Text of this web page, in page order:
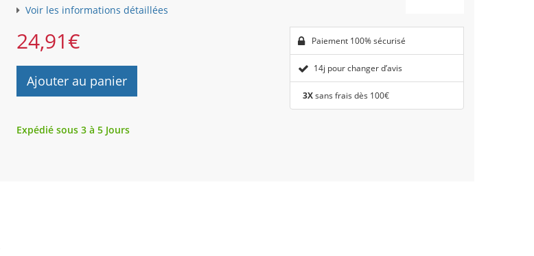
Voir les informations détaillées
24,91€
Ajouter au panier
Paiement 100% sécurisé
14j pour changer d’avis
3Xsans frais dès 100€
Expédié sous 3 à 5 Jours